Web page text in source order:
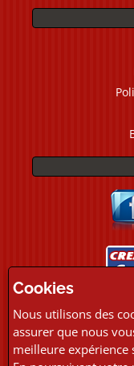
Cookies
Nous utilisons des
assurer que nous
meilleure expérience